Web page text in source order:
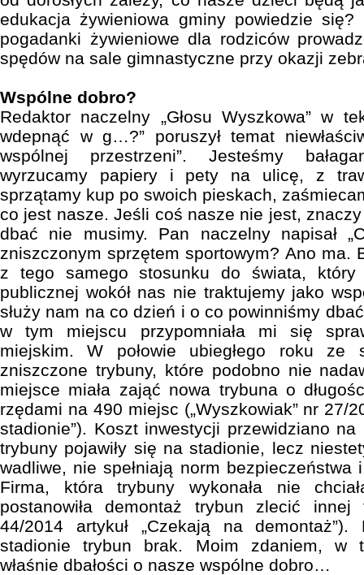
edukacja żywieniowa gminy powiedzie
pogadanki żywieniowe dla rodziców
spędów na sale gimnastyczne przy okazji
Wspólne dobro?
Redaktor naczelny „Głosu Wyszkowa” w
wdepnąć w g…?” poruszył temat
wspólnej przestrzeni”. Jesteśmy
wyrzucamy papiery i pety na ulicę, z
sprzątamy kup po swoich pieskach,
co jest nasze. Jeśli coś nasze nie jest,
dbać nie musimy. Pan naczelny napisał
zniszczonym sprzętem sportowym? Ano ma.
z tego samego stosunku do świata, który
publicznej wokół nas nie traktujemy jako
służy nam na co dzień i o co powinniśmy
w tym miejscu przypomniała mi się
miejskim. W połowie ubiegłego roku ze
zniszczone trybuny, które podobno nie
miejsce miała zająć nowa trybuna o
rzędami na 490 miejsc („Wyszkowiak” nr 27/
stadionie”). Koszt inwestycji przewidziano na
trybuny pojawiły się na stadionie, lecz
wadliwe, nie spełniają norm
Firma, która trybuny wykonała nie
postanowiła demontaż trybun zlecić innej
44/2014 artykuł „Czekają na
stadionie trybun brak. Moim zdaniem, w
właśnie dbałości o nasze wspólne dobro…